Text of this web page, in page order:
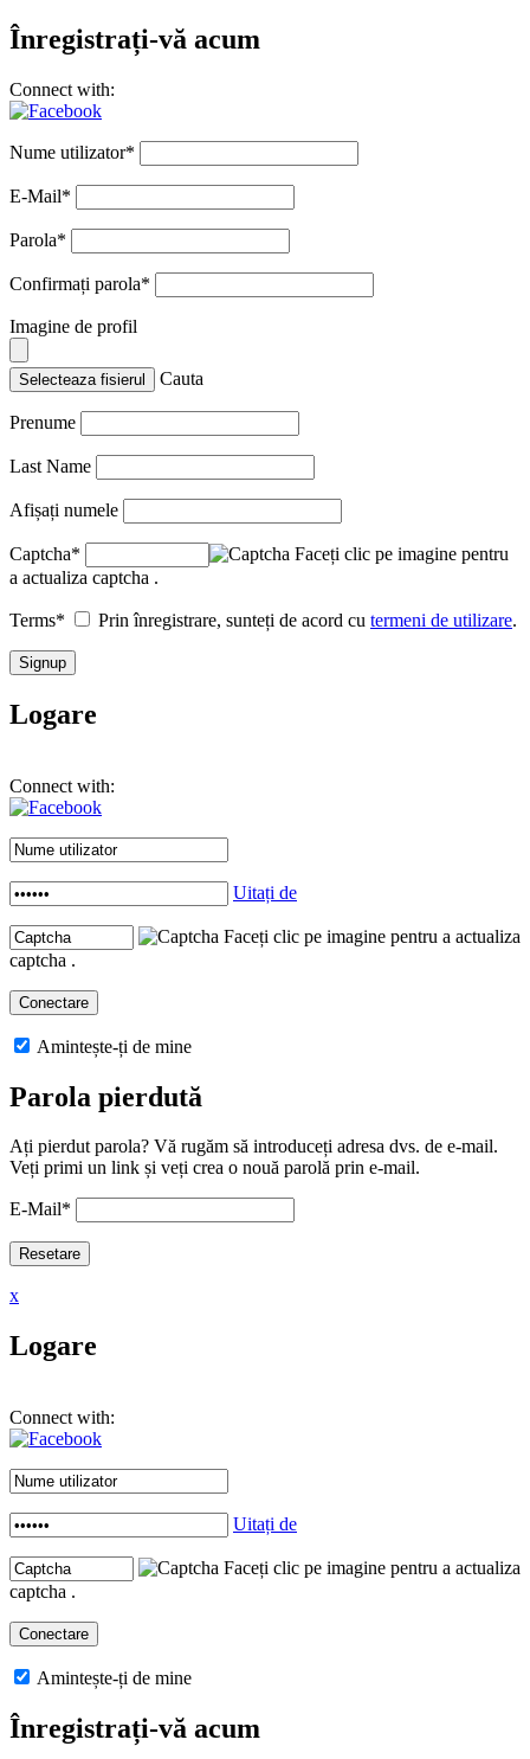
Înregistrați-vă acum
Connect with:
Nume utilizator*
E-Mail*
Parola*
Confirmați parola*
Imagine de profil
Selecteaza fisierul Cauta
Prenume
Last Name
Afișați numele
Captcha*
Faceți clic pe imagine pentru
a actualiza captcha .
Terms* Prin înregistrare, sunteți de acord cu termeni de utilizare.
Logare
Connect with:
Uitați de
Faceți clic pe imagine pentru a actualiza
captcha .
Amintește-ți de mine
Parola pierdută
Ați pierdut parola? Vă rugăm să introduceți adresa dvs. de e-mail.
Veți primi un link și veți crea o nouă parolă prin e-mail.
E-Mail*
x
Logare
Connect with:
Uitați de
Faceți clic pe imagine pentru a actualiza
captcha .
Amintește-ți de mine
Înregistrați-vă acum